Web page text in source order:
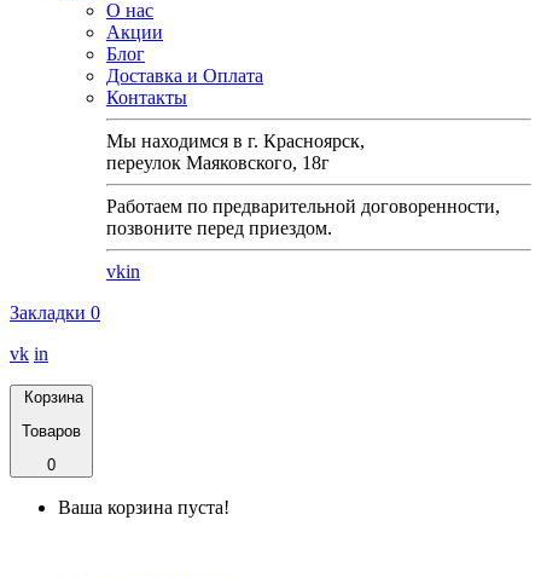
О нас
Акции
Блог
Доставка и Оплата
Контакты
Мы находимся в г. Красноярск,
переулок Маяковского, 18г
Работаем по предварительной договоренности,
позвоните перед приездом.
vkin
Закладки 0
vk in
Корзина
Товаров
0
Ваша корзина пуста!